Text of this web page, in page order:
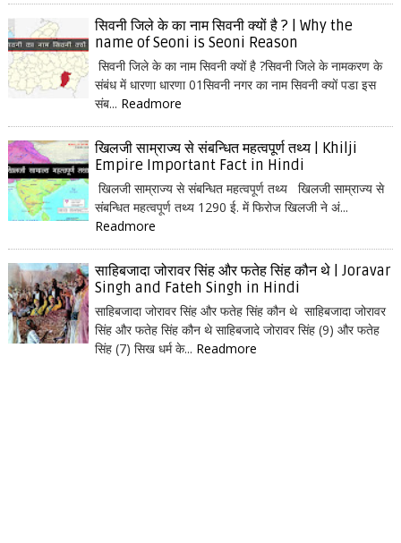
सिवनी जिले के का नाम सिवनी क्यों है ? | Why the
name of Seoni is Seoni Reason
सिवनी जिले के का नाम सिवनी क्यों है ?सिवनी जिले के नामकरण के
संबंध में धारणा धारणा 01सिवनी नगर का नाम सिवनी क्यों पडा इस
संब... Readmore
खिलजी साम्राज्य से संबन्धित महत्वपूर्ण तथ्य | Khilji
Empire Important Fact in Hindi
खिलजी साम्राज्य से संबन्धित महत्वपूर्ण तथ्य खिलजी साम्राज्य से
संबन्धित महत्वपूर्ण तथ्य 1290 ई. में फिरोज खिलजी ने अं...
Readmore
साहिबजादा जोरावर सिंह और फतेह सिंह कौन थे | Joravar
Singh and Fateh Singh in Hindi
साहिबजादा जोरावर सिंह और फतेह सिंह कौन थे साहिबजादा जोरावर
सिंह और फतेह सिंह कौन थे साहिबजादे जोरावर सिंह (9) और फतेह
सिंह (7) सिख धर्म के... Readmore